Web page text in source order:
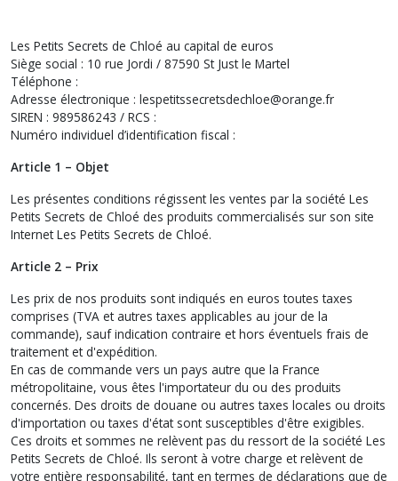
Les Petits Secrets de Chloé au capital de euros
Siège social : 10 rue Jordi / 87590 St Just le Martel
Téléphone :
Adresse électronique : lespetitssecretsdechloe@orange.fr
SIREN : 989586243 / RCS :
Numéro individuel d’identification fiscal :
Article 1 – Objet
Les présentes conditions régissent les ventes par la société Les
Petits Secrets de Chloé des produits commercialisés sur son site
Internet Les Petits Secrets de Chloé.
Article 2 – Prix
Les prix de nos produits sont indiqués en euros toutes taxes
comprises (TVA et autres taxes applicables au jour de la
commande), sauf indication contraire et hors éventuels frais de
traitement et d'expédition.
En cas de commande vers un pays autre que la France
métropolitaine, vous êtes l'importateur du ou des produits
concernés. Des droits de douane ou autres taxes locales ou droits
d'importation ou taxes d'état sont susceptibles d'être exigibles.
Ces droits et sommes ne relèvent pas du ressort de la société Les
Petits Secrets de Chloé. Ils seront à votre charge et relèvent de
votre entière responsabilité, tant en termes de déclarations que de